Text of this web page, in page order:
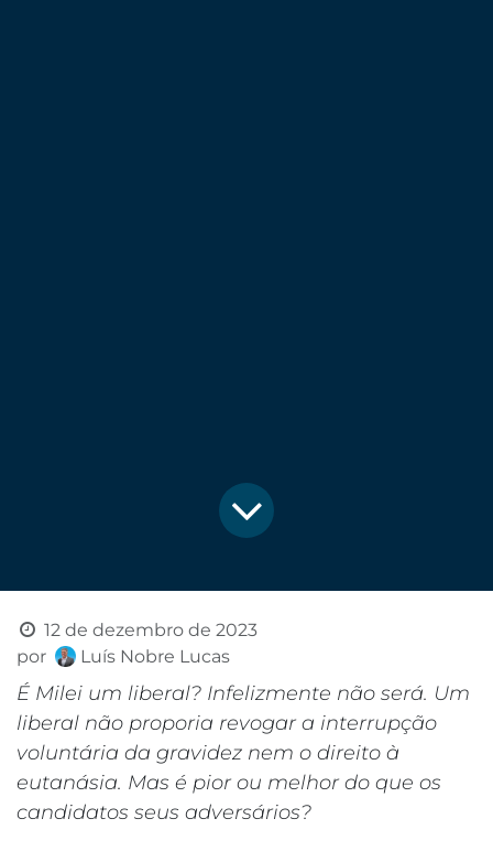
12 de dezembro de 2023
por
Luís Nobre Lucas
É Milei um liberal? Infelizmente não será. Um
liberal não proporia revogar a interrupção
voluntária da gravidez nem o direito à
eutanásia. Mas é pior ou melhor do que os
candidatos seus adversários?